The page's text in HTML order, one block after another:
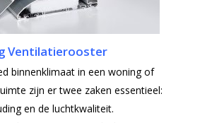
Ventilatierooster
binnenklimaat in een woning of
zijn er twee zaken essentieel:
en de luchtkwaliteit.